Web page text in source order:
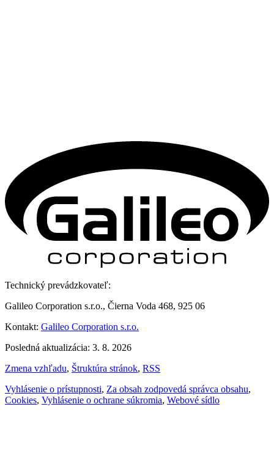
Technický prevádzkovateľ:
Galileo Corporation s.r.o., Čierna Voda 468, 925 06
Kontakt: Galileo Corporation s.r.o.
Posledná aktualizácia: 3. 8. 2026
Zmena vzhľadu, Štruktúra stránok, RSS
Vyhlásenie o prístupnosti, Za obsah zodpovedá správca obsahu,
Cookies, Vyhlásenie o ochrane súkromia, Webové sídlo